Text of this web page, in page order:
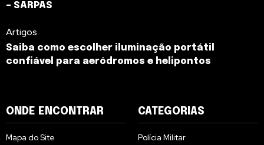
– SARPAS
Artigos
Saiba como escolher iluminação portátil
confiável para aeródromos e helipontos
ONDE ENCONTRAR
Mapa do Site
CATEGORIAS
Polícia Militar